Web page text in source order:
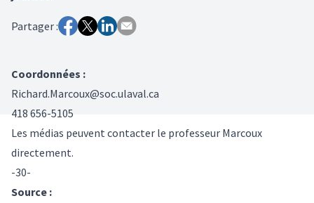
Partager :
Coordonnées :
Richard.Marcoux@soc.ulaval.ca
418 656-5105
Les médias peuvent contacter le professeur Marcoux
directement.
-30-
Source :